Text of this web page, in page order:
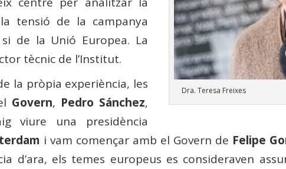
Dra. Teresa Freixes
tensió de la campanya
de la Unió Europea. La
tècnic de l’Institut.
la pròpia experiència, les
Govern, Pedro Sánchez,
viure una presidència
i vam començar amb el Govern de Felipe
d’ara, els temes europeus es consideraven